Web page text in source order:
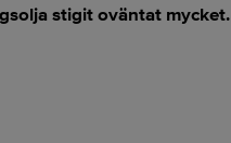
stigit oväntat mycket.